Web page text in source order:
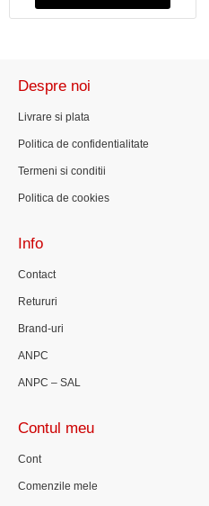
Despre noi
Livrare si plata
Politica de confidentialitate
Termeni si conditii
Politica de cookies
Info
Contact
Retururi
Brand-uri
ANPC
ANPC – SAL
Contul meu
Cont
Comenzile mele